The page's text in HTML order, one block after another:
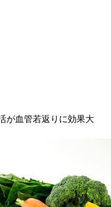
が血管若返りに効果大